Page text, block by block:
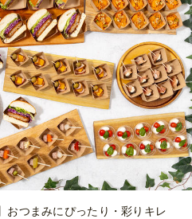
おつまみにぴったり・彩りキレ